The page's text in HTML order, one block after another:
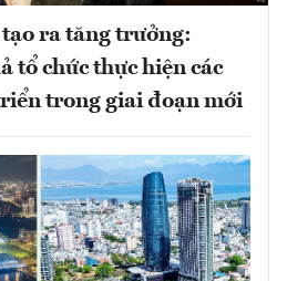
ra tăng trưởng:
tổ chức thực hiện các
trong giai đoạn mới